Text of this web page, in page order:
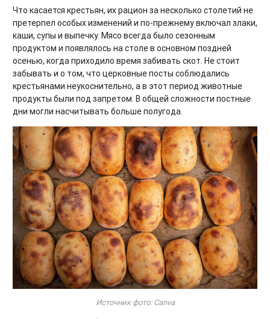
Что касается крестьян, их рацион за несколько столетий не
претерпел особых изменений и по-прежнему включал злаки,
каши, супы и выпечку. Мясо всегда было сезонным
продуктом и появлялось на столе в основном поздней
осенью, когда приходило время забивать скот. Не стоит
забывать и о том, что церковные посты соблюдались
крестьянами неукоснительно, а в этот период животные
продукты были под запретом. В общей сложности постные
дни могли насчитывать больше полугода.
Источник фото: Canva